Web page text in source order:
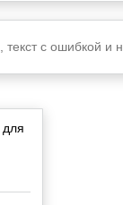
текст с ошибкой и